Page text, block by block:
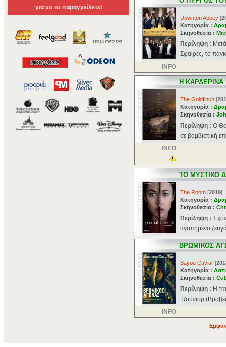
για να τα παραγγείλετε!
Downton Abbey [
Κατηγορία :
Σκηνοθεσία :
Περίληψη :
Σφαίρες, το
INFO
Η ΚΑΡΔΕΡΙΝΑ
The Goldfinch [
Κατηγορία :
Σκηνοθεσία :
Περίληψη : Ο
σε βομβιστική
INFO
ΤΟ ΜΥΣΤΙΚΟ
The Room [2019]
Κατηγορία :
Σκηνοθεσία :
Περίληψη :
αγαπημένο
ΒΡΩΜΙΚΟΣ
Bayou Caviar [
Κατηγορία :
Σκηνοθεσία :
Περίληψη : Η
Τζούνιορ
INFO